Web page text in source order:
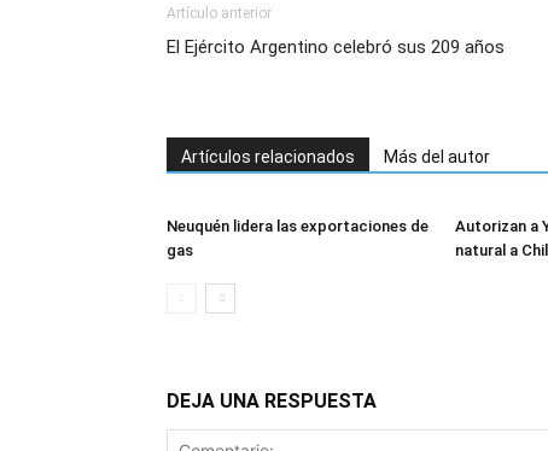
Artículo anterior
El Ejército Argentino celebró sus 209 años
Artículos relacionados Más del autor
Neuquén lidera las exportaciones de
gas
Autorizan a
natural a
DEJA UNA RESPUESTA